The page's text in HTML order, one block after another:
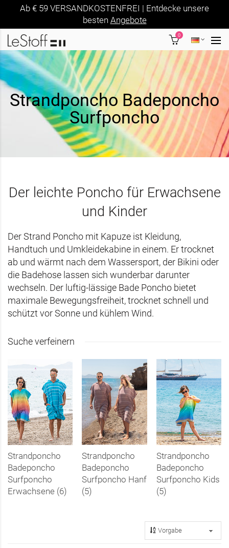
Ab € 59 VERSANDKOSTENFREI | Entdecke unsere
besten Angebote
0
Strandponcho Badeponcho
Surfponcho
Der leichte Poncho für Erwachsene
und Kinder
Der Strand Poncho mit Kapuze ist Kleidung,
Handtuch und Umkleidekabine in einem. Er trocknet
ab und wärmt nach dem Wassersport, der Bikini oder
die Badehose lassen sich wunderbar darunter
wechseln. Der luftig-lässige Bade Poncho bietet
maximale Bewegungsfreiheit, trocknet schnell und
schützt vor Sonne und kühlem Wind.
Suche verfeinern
Strandponcho
Badeponcho
Surfponcho
Erwachsene (6)
Strandponcho
Badeponcho
Surfponcho Hanf
(5)
Strandponcho
Badeponcho
Surfponcho Kids
(5)